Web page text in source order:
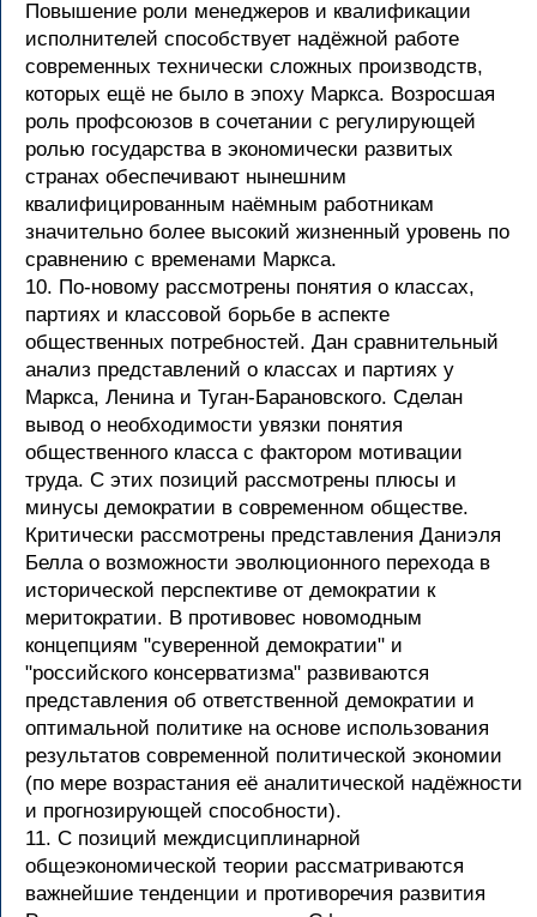
Повышение роли менеджеров и квалификации
исполнителей способствует надёжной работе
современных технически сложных производств,
которых ещё не было в эпоху Маркса. Возросшая
роль профсоюзов в сочетании с регулирующей
ролью государства в экономически развитых
странах обеспечивают нынешним
квалифицированным наёмным работникам
значительно более высокий жизненный уровень по
сравнению с временами Маркса.
10. По-новому рассмотрены понятия о классах,
партиях и классовой борьбе в аспекте
общественных потребностей. Дан сравнительный
анализ представлений о классах и партиях у
Маркса, Ленина и Туган-Барановского. Сделан
вывод о необходимости увязки понятия
общественного класса с фактором мотивации
труда. С этих позиций рассмотрены плюсы и
минусы демократии в современном обществе.
Критически рассмотрены представления Даниэля
Белла о возможности эволюционного перехода в
исторической перспективе от демократии к
меритократии. В противовес новомодным
концепциям "суверенной демократии" и
"российского консерватизма" развиваются
представления об ответственной демократии и
оптимальной политике на основе использования
результатов современной политической экономии
(по мере возрастания её аналитической надёжности
и прогнозирующей способности).
11. С позиций междисциплинарной
общеэкономической теории рассматриваются
важнейшие тенденции и противоречия развития